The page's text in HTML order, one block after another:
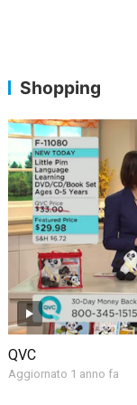
Shopping
QVC
Aggiornato 1 anno fa